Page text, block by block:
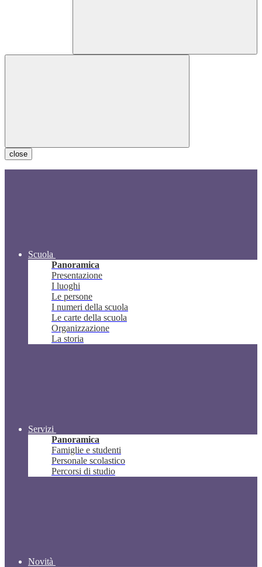
close
Scuola
Panoramica
Presentazione
I luoghi
Le persone
I numeri della scuola
Le carte della scuola
Organizzazione
La storia
Servizi
Panoramica
Famiglie e studenti
Personale scolastico
Percorsi di studio
Novità